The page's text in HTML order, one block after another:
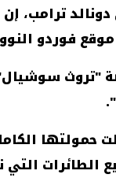
ترامب،
موقع فوردو
"تروث
حمولتها
الطائرات